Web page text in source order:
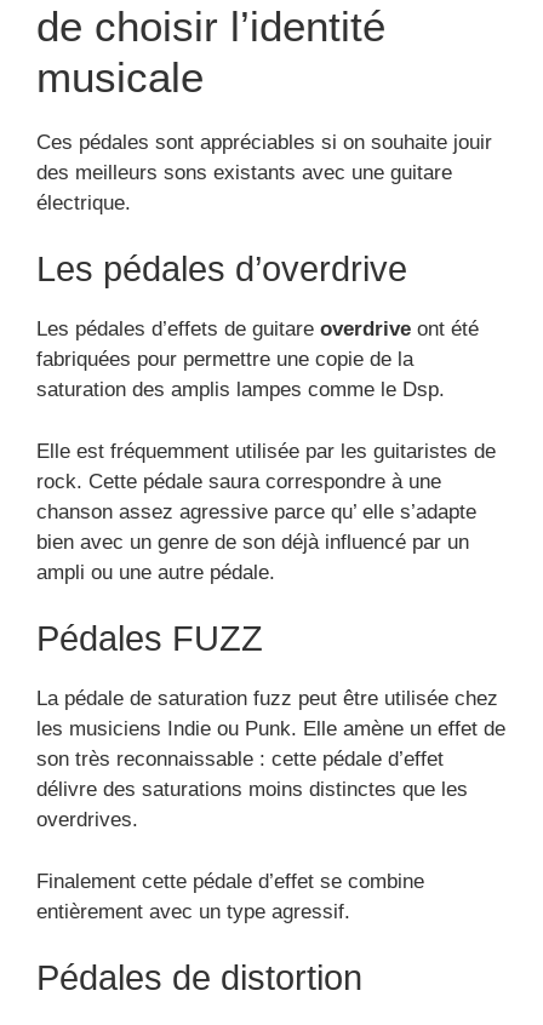
de choisir l’identité
musicale
Ces pédales sont appréciables si on souhaite jouir
des meilleurs sons existants avec une guitare
électrique.
Les pédales d’overdrive
Les pédales d’effets de guitare overdrive ont été
fabriquées pour permettre une copie de la
saturation des amplis lampes comme le Dsp.
Elle est fréquemment utilisée par les guitaristes de
rock. Cette pédale saura correspondre à une
chanson assez agressive parce qu’ elle s’adapte
bien avec un genre de son déjà influencé par un
ampli ou une autre pédale.
Pédales FUZZ
La pédale de saturation fuzz peut être utilisée chez
les musiciens Indie ou Punk. Elle amène un effet de
son très reconnaissable : cette pédale d’effet
délivre des saturations moins distinctes que les
overdrives.
Finalement cette pédale d’effet se combine
entièrement avec un type agressif.
Pédales de distortion